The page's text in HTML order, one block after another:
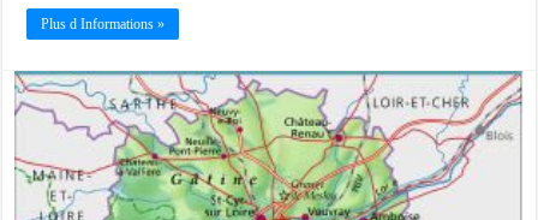
Plus d Informations »